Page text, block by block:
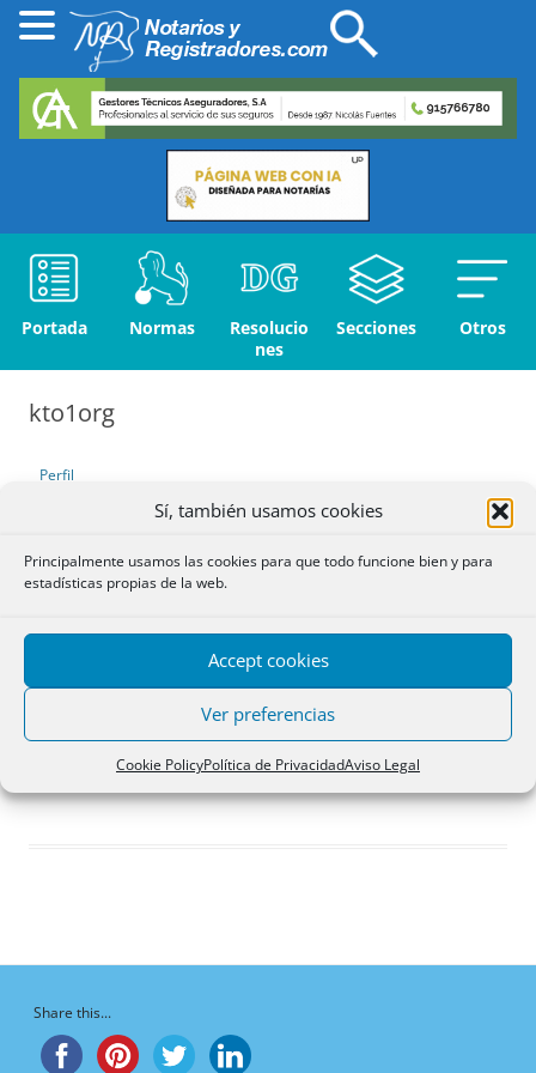
Sí, también usamos cookies
Principalmente usamos las cookies para que todo funcione bien y para
estadísticas propias de la web.
Accept cookies
Ver preferencias
Cookie PolicyPolítica de PrivacidadAviso Legal
Portada Normas
Resolucio
nes
Secciones Otros
kto1org
Perfil
Debates iniciados
Respuestas creadas
Participaciones
Favoritos
Respuestas de foro
creadas
¡Vaya, no hay respuestas aquí!
Share this...